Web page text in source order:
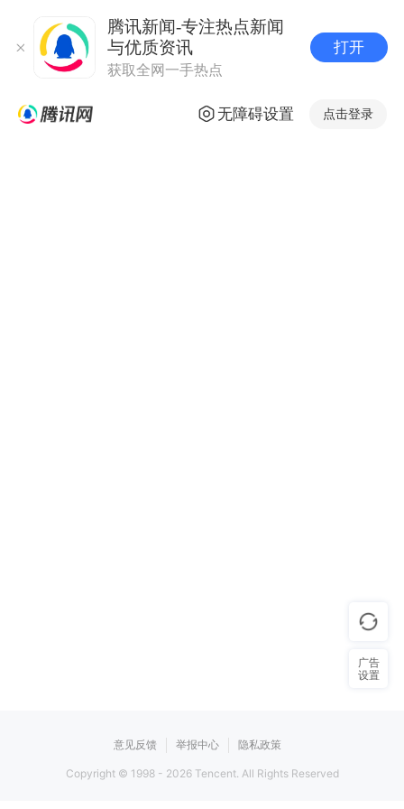
腾讯新闻-专注热点新闻
与优质资讯
获取全网一手热点
打开
无障碍设置 点击登录
意见反馈 举报中心 隐私政策
Copyright © 1998 - 2026Tencent. All Rights Reserved
广告
设置